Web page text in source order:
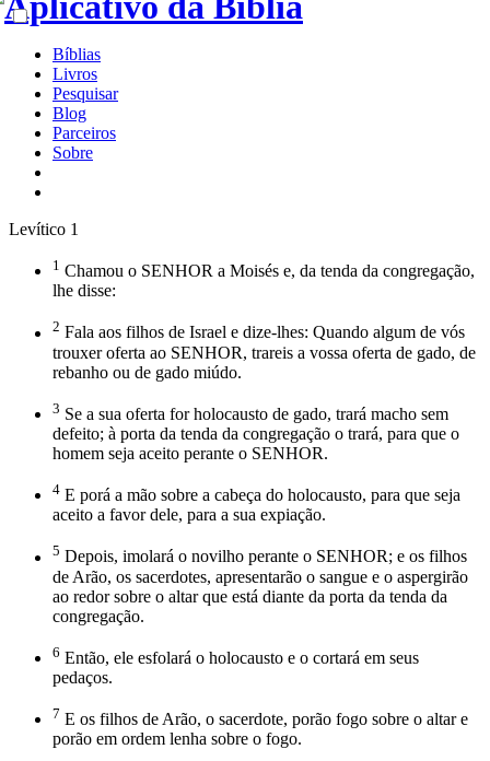
Bíblias
Livros
Pesquisar
Blog
Parceiros
Sobre
Levítico 1
1 Chamou o SENHOR a Moisés e, da tenda da congregação,
lhe disse:
2 Fala aos filhos de Israel e dize-lhes: Quando algum de vós
trouxer oferta ao SENHOR, trareis a vossa oferta de gado, de
rebanho ou de gado miúdo.
3 Se a sua oferta for holocausto de gado, trará macho sem
defeito; à porta da tenda da congregação o trará, para que o
homem seja aceito perante o SENHOR.
4 E porá a mão sobre a cabeça do holocausto, para que seja
aceito a favor dele, para a sua expiação.
5 Depois, imolará o novilho perante o SENHOR; e os filhos
de Arão, os sacerdotes, apresentarão o sangue e o aspergirão
ao redor sobre o altar que está diante da porta da tenda da
congregação.
6 Então, ele esfolará o holocausto e o cortará em seus
pedaços.
7 E os filhos de Arão, o sacerdote, porão fogo sobre o altar e
porão em ordem lenha sobre o fogo.